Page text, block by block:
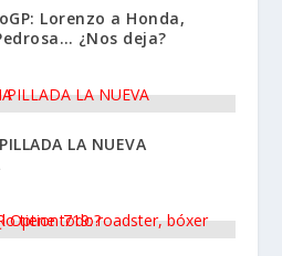
Lorenzo a Honda,
¿Nos deja?
LA NUEVA